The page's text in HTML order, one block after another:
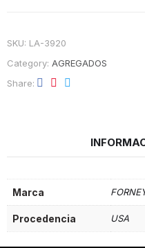
SKU: LA-3920
Category: AGREGADOS
Share
Marca
Procedencia USA